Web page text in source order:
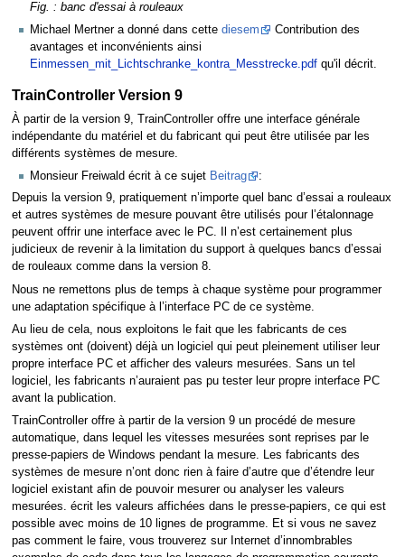
Fig. : banc d'essai à rouleaux
Michael Mertner a donné dans cette diesem
Contribution des
avantages et inconvénients ainsi
Einmessen_mit_Lichtschranke_kontra_Messtrecke.pdf qu'il décrit.
TrainController Version 9
À partir de la version 9, TrainController offre une interface générale
indépendante du matériel et du fabricant qui peut être utilisée par les
différents systèmes de mesure.
Monsieur Freiwald écrit à ce sujet Beitrag
:
Depuis la version 9, pratiquement n’importe quel banc d’essai a rouleaux
et autres systèmes de mesure pouvant être utilisés pour l’étalonnage
peuvent offrir une interface avec le PC. Il n’est certainement plus
judicieux de revenir à la limitation du support à quelques bancs d’essai
de rouleaux comme dans la version 8.
Nous ne remettons plus de temps à chaque système pour programmer
une adaptation spécifique à l’interface PC de ce système.
Au lieu de cela, nous exploitons le fait que les fabricants de ces
systèmes ont (doivent) déjà un logiciel qui peut pleinement utiliser leur
propre interface PC et afficher des valeurs mesurées. Sans un tel
logiciel, les fabricants n’auraient pas pu tester leur propre interface PC
avant la publication.
TrainController offre à partir de la version 9 un procédé de mesure
automatique, dans lequel les vitesses mesurées sont reprises par le
presse-papiers de Windows pendant la mesure. Les fabricants des
systèmes de mesure n’ont donc rien à faire d’autre que d’étendre leur
logiciel existant afin de pouvoir mesurer ou analyser les valeurs
mesurées. écrit les valeurs affichées dans le presse-papiers, ce qui est
possible avec moins de 10 lignes de programme. Et si vous ne savez
pas comment le faire, vous trouverez sur Internet d’innombrables